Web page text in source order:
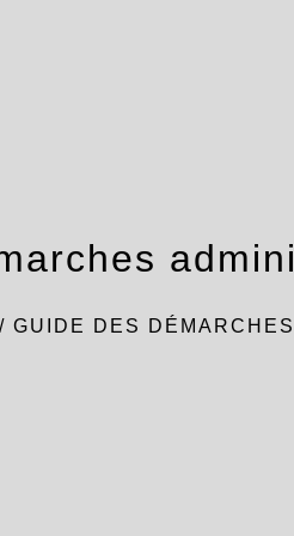
/ GUIDE DES